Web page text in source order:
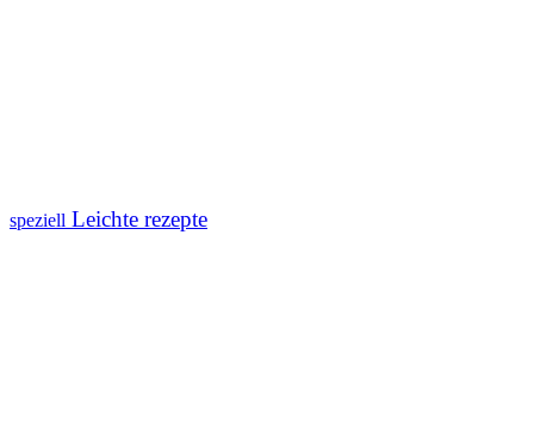
speziell Leichte rezepte